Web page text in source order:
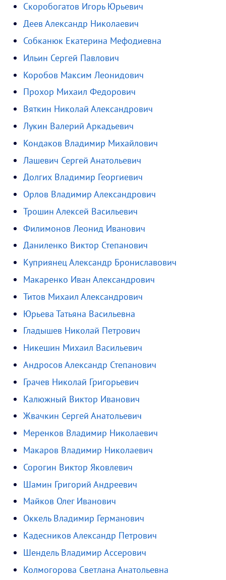
Скоробогатов Игорь Юрьевич
Деев Александр Николаевич
Собканюк Екатерина Мефодиевна
Ильин Сергей Павлович
Коробов Максим Леонидович
Прохор Михаил Федорович
Вяткин Николай Александрович
Лукин Валерий Аркадьевич
Кондаков Владимир Михайлович
Лашевич Сергей Анатольевич
Долгих Владимир Георгиевич
Орлов Владимир Александрович
Трошин Алексей Васильевич
Филимонов Леонид Иванович
Даниленко Виктор Степанович
Куприянец Александр Брониславович
Макаренко Иван Александрович
Титов Михаил Александрович
Юрьева Татьяна Васильевна
Гладышев Николай Петрович
Никешин Михаил Васильевич
Андросов Александр Степанович
Грачев Николай Григорьевич
Калюжный Виктор Иванович
Жвачкин Сергей Анатольевич
Меренков Владимир Николаевич
Макаров Владимир Николаевич
Сорогин Виктор Яковлевич
Шамин Григорий Андреевич
Майков Олег Иванович
Оккель Владимир Германович
Кадесников Александр Петрович
Шендель Владимир Ассерович
Колмогорова Светлана Анатольевна